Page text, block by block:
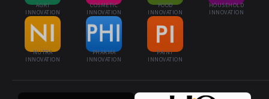
AGRI
INNOVATION
COSMETIC
INNOVATION
FOOD
INNOVATION
HOUSEHOLD
INNOVATION
NUTRA
INNOVATION
PHARMA
INNOVATION
PAINT
INNOVATION